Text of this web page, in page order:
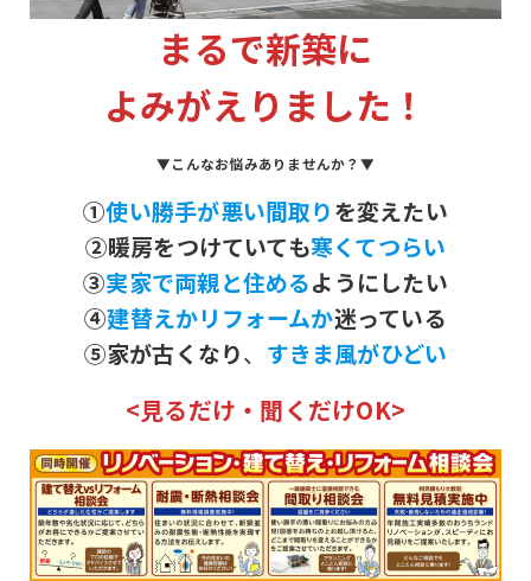
まるで新築に
よみがえりました！
▼こんなお悩みありませんか？▼
①使い勝手が悪い間取りを変えたい
②暖房をつけていても寒くてつらい
③実家で両親と住めるようにしたい
④建替えかリフォームか迷っている
⑤家が古くなり、 すきま風がひどい
<見るだけ・聞くだけOK>